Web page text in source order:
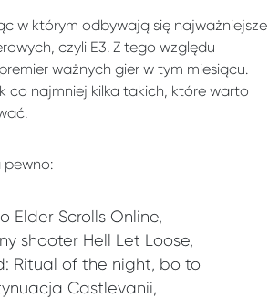
w którym odbywają się najważniejsze
czyli E3. Z tego względu
ważnych gier w tym miesiącu.
co najmniej kilka takich, które warto
pewno:
Elder Scrolls Online,
shooter Hell Let Loose,
Ritual of the night, bo to
Castlevanii,